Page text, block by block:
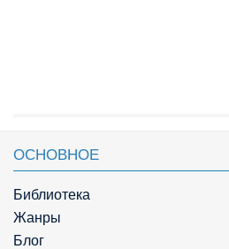
ОСНОВНОЕ
Библиотека
Жанры
Блог